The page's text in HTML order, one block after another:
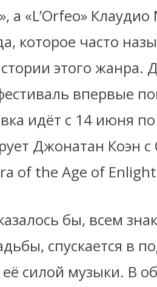
а «L’Orfeo»
которое часто
этого жанра.
впервые
идёт с 14 июня
Джонатан Коэн
of the Age of
бы, всем
спускается в
её силой музыки. В